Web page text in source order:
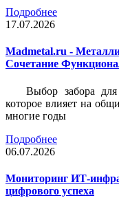
Подробнее
17.07.2026
Madmetal.ru -
Сочетание
Выбор забора
которое влияет на
многие годы
Подробнее
06.07.2026
Мониторинг ИТ-
цифрового успеха